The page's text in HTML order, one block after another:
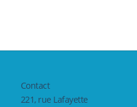
Contact
221, rue Lafayette